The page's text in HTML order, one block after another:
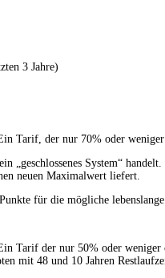
3 Jahre)
Tarif, der nur 70% oder
„geschlossenes System“
neuen Maximalwert liefert.
für die mögliche lebenslange
Tarif der nur 50% oder
mit 48 und 10 Jahren